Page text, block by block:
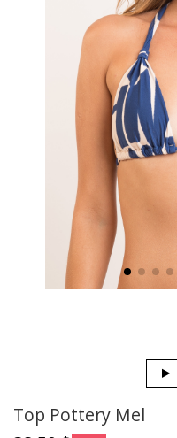
Top Pottery Mel